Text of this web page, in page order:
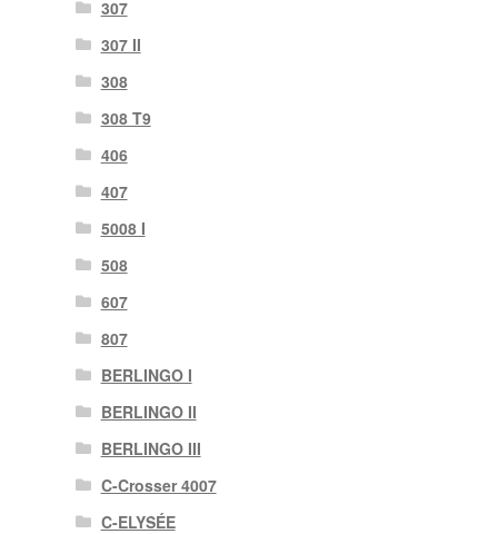
307
307 II
308
308 T9
406
407
5008 I
508
607
807
BERLINGO I
BERLINGO II
BERLINGO III
C-Crosser 4007
C-ELYSÉE